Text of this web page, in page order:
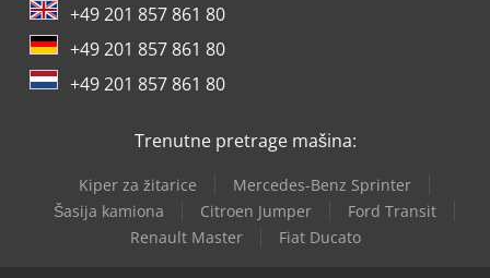
+49 201 857 861 80
+49 201 857 861 80
+49 201 857 861 80
Trenutne pretrage mašina:
Kiper za žitarice
Mercedes-Benz Sprinter
Šasija kamiona
Citroen Jumper
Ford Transit
Renault Master
Fiat Ducato